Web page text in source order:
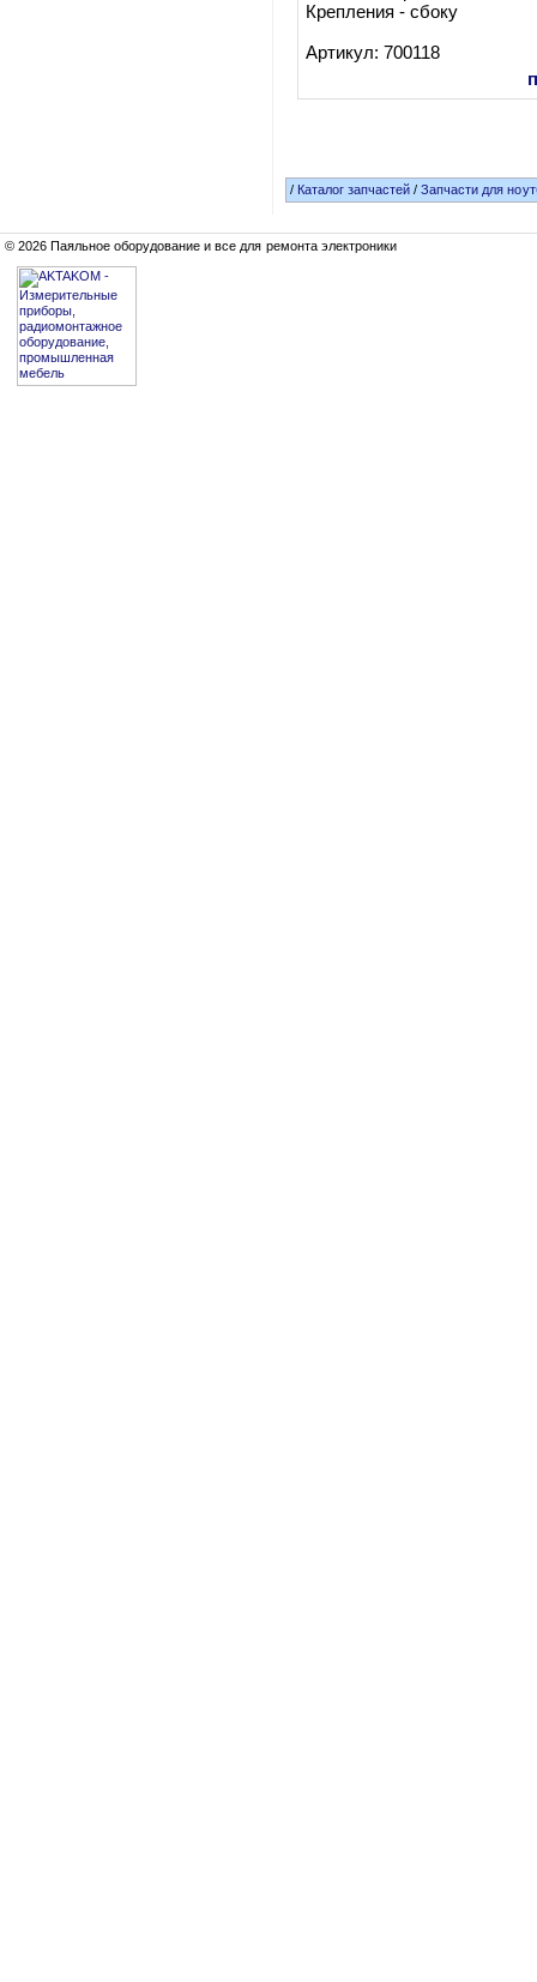
Крепления - сбоку
Артикул: 700118
/ Каталог запчастей /Запчасти для
© 2026 Паяльное оборудование и все для ремонта электроники